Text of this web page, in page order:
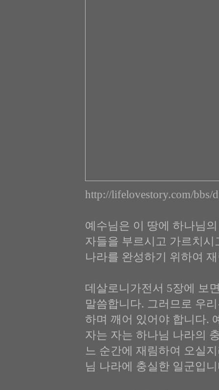
http://lifelovestory.com/bbs/
예수님은 이 땅에 하나님
자들을 부르시고 가르치
나라를 완성하기 위하여
데살로니가전서 5장에 보
말씀합니다. 그러므로 우
하며 깨어 있어야 합니다.
자는 자는 하나님 나라의
느 순간에 재림하여 오실
님 나라에 충실한 일군입